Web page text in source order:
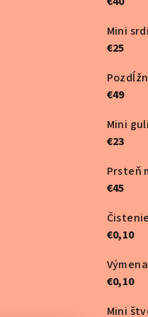
Mini
€25
€49
Mini
€23
Prsteň
€45
€0,10
€0,10
Mini